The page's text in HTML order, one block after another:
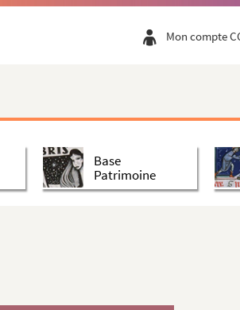
Mon compte
Base
Patrimoine